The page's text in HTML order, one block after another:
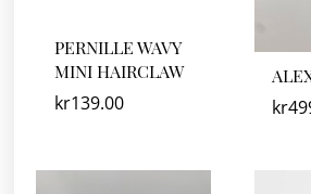
PERNILLE WAVY
MINI HAIRCLAW
kr139.00 kr